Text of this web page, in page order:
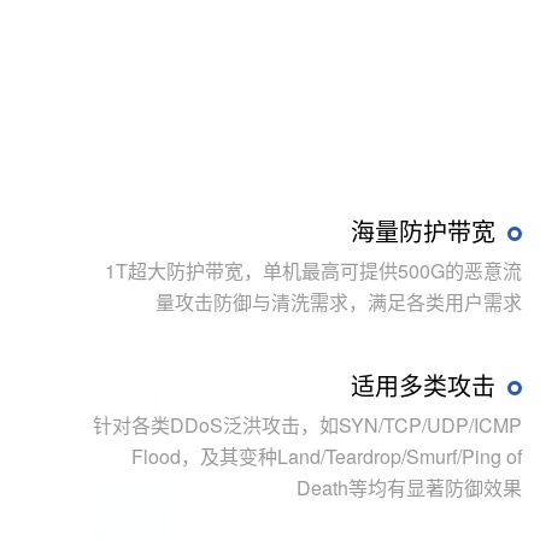
海量防护带宽
1T超大防护带宽，单机最高可提供500G的恶意流
量攻击防御与清洗需求，满足各类用户需求
适用多类攻击
针对各类DDoS泛洪攻击，如SYN/TCP/UDP/ICMP
Flood，及其变种Land/Teardrop/Smurf/Ping of
Death等均有显著防御效果